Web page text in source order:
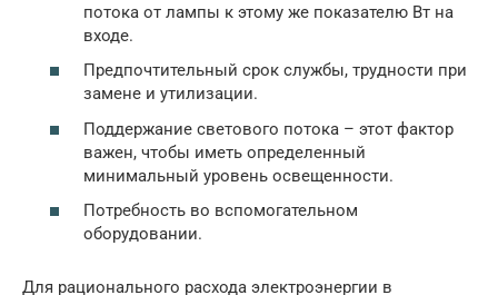
потока от лампы к этому же показателю Вт на
входе.
Предпочтительный срок службы, трудности при
замене и утилизации.
Поддержание светового потока – этот фактор
важен, чтобы иметь определенный
минимальный уровень освещенности.
Потребность во вспомогательном
оборудовании.
Для рационального расхода электроэнергии в